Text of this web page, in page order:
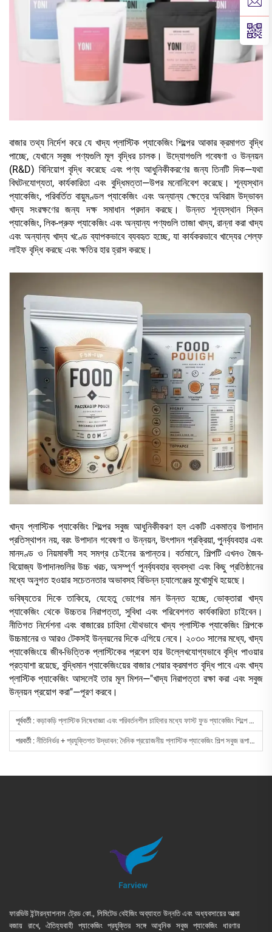
বাজার তথ্য নির্দেশ করে যে খাদ্য প্লাস্টিক প্যাকেজিং শিল্পের আকার ক্রমাগত বৃদ্ধি
পাচ্ছে, যেখানে সবুজ পণ্যগুলি মূল বৃদ্ধির চালক। উদ্যোগগুলি গবেষণা ও উন্নয়ন
(R&D) বিনিয়োগ বৃদ্ধি করেছে এবং পণ্য আধুনিকীকরণের জন্য তিনটি দিক—যথা
বিঘটনযোগ্যতা, কার্যকারিতা এবং বুদ্ধিমত্তা—উপর মনোনিবেশ করেছে। শূন্যস্থান
প্যাকেজিং, পরিবর্তিত বায়ুমণ্ডল প্যাকেজিং এবং অন্যান্য ক্ষেত্রে অবিরাম উদ্ভাবন
খাদ্য সংরক্ষণের জন্য দক্ষ সমাধান প্রদান করছে। উন্নত শূন্যস্থান স্কিন
প্যাকেজিং, লিক-প্রুফ প্যাকেজিং এবং অন্যান্য পণ্যগুলি তাজা খাদ্য, রান্না করা খাদ্য
এবং অন্যান্য খাদ্য খণ্ডে ব্যাপকভাবে ব্যবহৃত হচ্ছে, যা কার্যকরভাবে খাদ্যের শেল্ফ
লাইফ বৃদ্ধি করছে এবং ক্ষতির হার হ্রাস করছে।
খাদ্য প্লাস্টিক প্যাকেজিং শিল্পের সবুজ আধুনিকীকরণ হল একটি একমাত্র উপাদান
প্রতিস্থাপন নয়, বরং উপাদান গবেষণা ও উন্নয়ন, উৎপাদন প্রক্রিয়া, পুনর্ব্যবহার এবং
মানদণ্ড ও নিয়মাবলী সহ সমগ্র চেইনের রূপান্তর। বর্তমানে, শিল্পটি এখনও জৈব-
বিয়োজ্য উপাদানগুলির উচ্চ খরচ, অসম্পূর্ণ পুনর্ব্যবহার ব্যবস্থা এবং কিছু প্রতিষ্ঠানের
মধ্যে অনুগত হওয়ার সচেতনতার অভাবসহ বিভিন্ন চ্যালেঞ্জের মুখোমুখি হয়েছে।
ভবিষ্যতের দিকে তাকিয়ে, যেহেতু ভোগের মান উন্নত হচ্ছে, ভোক্তারা খাদ্য
প্যাকেজিং থেকে উচ্চতর নিরাপত্তা, সুবিধা এবং পরিবেশগত কার্যকারিতা চাইবেন।
নীতিগত নির্দেশনা এবং বাজারের চাহিদা যৌথভাবে খাদ্য প্লাস্টিক প্যাকেজিং শিল্পকে
উচ্চমানের ও আরও টেকসই উন্নয়নের দিকে এগিয়ে নেবে। ২০৩০ সালের মধ্যে, খাদ্য
প্যাকেজিংয়ে জীব-ভিত্তিক প্লাস্টিকের প্রবেশ হার উল্লেখযোগ্যভাবে বৃদ্ধি পাওয়ার
প্রত্যাশা রয়েছে, বুদ্ধিমান প্যাকেজিংয়ের বাজার শেয়ার ক্রমাগত বৃদ্ধি পাবে এবং খাদ্য
প্লাস্টিক প্যাকেজিং আসলেই তার মূল মিশন—"খাদ্য নিরাপত্তা রক্ষা করা এবং সবুজ
উন্নয়ন প্রয়োগ করা"—পূরণ করবে।
পূর্ববর্তী : কড়াকড়ি প্লাস্টিক নিষেধাজ্ঞা এবং পরিবর্তনশীল চাহিদার মধ্যে ফাস্ট ফুড প্যাকেজিং শিল্পে খাদ্য প্যাকেজিং কাগজ অনুমোদন ও উদ্ভাবনে বিপ্লব ঘটাচ্ছে
পরবর্তী : নীতিনির্ভর + প্রযুক্তিগত উদ্ভাবন: দৈনিক প্রয়োজনীয় প্লাস্টিক প্যাকেজিং শিল্প সবুজ রূপান্তরের একটি নতুন ধরনের দিকে এগিয়ে যাচ্ছে
ফারভিউ ইন্টারন্যাশনাল ট্রেড কো., লিমিটেড বেইজিং অব্যাহত উন্নতি এবং অধ্যবসায়ের আত্মা
বজায় রাখে, ঐতিহ্যবাহী প্যাকেজিং প্রযুক্তির সঙ্গে আধুনিক সবুজ প্যাকেজিং ধারণার